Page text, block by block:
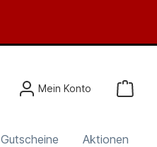
Mein Konto
Gutscheine Aktionen